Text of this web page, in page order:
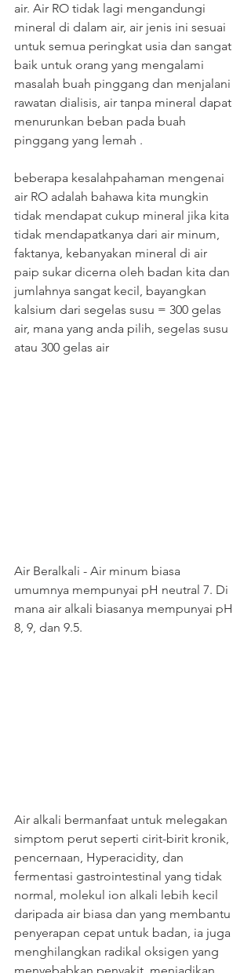
air. Air RO tidak lagi mengandungi
mineral di dalam air, air jenis ini sesuai
untuk semua peringkat usia dan sangat
baik untuk orang yang mengalami
masalah buah pinggang dan menjalani
rawatan dialisis, air tanpa mineral dapat
menurunkan beban pada buah
pinggang yang lemah .
beberapa kesalahpahaman mengenai
air RO adalah bahawa kita mungkin
tidak mendapat cukup mineral jika kita
tidak mendapatkanya dari air minum,
faktanya, kebanyakan mineral di air
paip sukar dicerna oleh badan kita dan
jumlahnya sangat kecil, bayangkan
kalsium dari segelas susu = 300 gelas
air, mana yang anda pilih, segelas susu
atau 300 gelas air
Air Beralkali - Air minum biasa
umumnya mempunyai pH neutral 7. Di
mana air alkali biasanya mempunyai pH
8, 9, dan 9.5.
Air alkali bermanfaat untuk melegakan
simptom perut seperti cirit-birit kronik,
pencernaan, Hyperacidity, dan
fermentasi gastrointestinal yang tidak
normal, molekul ion alkali lebih kecil
daripada air biasa dan yang membantu
penyerapan cepat untuk badan, ia juga
menghilangkan radikal oksigen yang